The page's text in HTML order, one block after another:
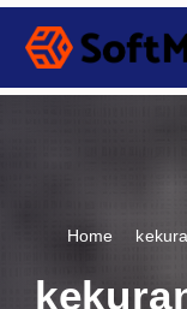
S
p
Home